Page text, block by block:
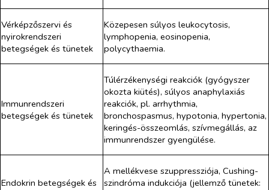
Vérképzőszervi és
nyirokrendszeri
betegségek és tünetek
Közepesen súlyos leukocytosis,
lymphopenia, eosinopenia,
polycythaemia.
Immunrendszeri
betegségek és tünetek
Túlérzékenységi reakciók (gyógyszer
okozta kiütés), súlyos anaphylaxiás
reakciók, pl. arrhythmia,
bronchospasmus, hypotonia, hypertonia,
keringés-összeomlás, szívmegállás, az
immunrendszer gyengülése.
Endokrin betegségek és
A mellékvese szuppressziója, Cushing-
szindróma indukciója (jellemző tünetek: